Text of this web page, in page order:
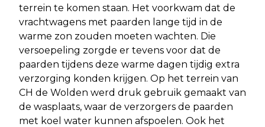
terrein te komen staan. Het voorkwam dat de
vrachtwagens met paarden lange tijd in de
warme zon zouden moeten wachten. Die
versoepeling zorgde er tevens voor dat de
paarden tijdens deze warme dagen tijdig extra
verzorging konden krijgen. Op het terrein van
CH de Wolden werd druk gebruik gemaakt van
de wasplaats, waar de verzorgers de paarden
met koel water kunnen afspoelen. Ook het